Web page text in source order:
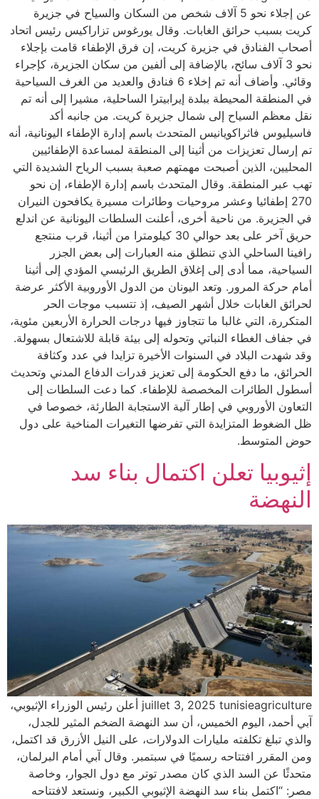
عن إجلاء نحو 5 آلاف شخص من السكان والسياح في جزيرة
كريت بسبب حرائق الغابات. وقال يورغوس تزاراكيس رئيس اتحاد
أصحاب الفنادق في جزيرة كريت، إن فرق الإطفاء قامت بإجلاء
نحو 3 آلاف سائح، بالإضافة إلى ألفين من سكان الجزيرة، كإجراء
وقائي. وأضاف أنه تم إخلاء 6 فنادق والعديد من الغرف السياحية
في المنطقة المحيطة ببلدة إيرابيترا الساحلية، مشيرا إلى أنه تم
نقل معظم السياح إلى شمال جزيرة كريت. من جانبه أكد
فاسيليوس فاثراكويانيس المتحدث باسم إدارة الإطفاء اليونانية، أنه
تم إرسال تعزيزات من أثينا إلى المنطقة لمساعدة الإطفائيين
المحليين، الذين أصبحت مهمتهم صعبة بسبب الرياح الشديدة التي
تهب عبر المنطقة. وقال المتحدث باسم إدارة الإطفاء، إن نحو
270 إطفائيا وعشر مروحيات وطائرات مسيرة يكافحون النيران
في الجزيرة. من ناحية أخرى، أعلنت السلطات اليونانية عن اندلع
حريق آخر على بعد حوالي 30 كيلومترا من أثينا، قرب منتجع
رافينا الساحلي الذي تنطلق منه العبارات إلى بعض الجزر
السياحية، مما أدى إلى إغلاق الطريق الرئيسي المؤدي إلى أثينا
أمام حركة المرور. وتعد اليونان من الدول الأوروبية الأكثر عرضة
لحرائق الغابات خلال أشهر الصيف، إذ تتسبب موجات الحر
المتكررة، التي غالبا ما تتجاوز فيها درجات الحرارة الأربعين مئوية،
في جفاف الغطاء النباتي وتحوله إلى بيئة قابلة للاشتعال بسهولة.
وقد شهدت البلاد في السنوات الأخيرة تزايدا في عدد وكثافة
الحرائق، ما دفع الحكومة إلى تعزيز قدرات الدفاع المدني وتحديث
أسطول الطائرات المخصصة للإطفاء. كما دعت السلطات إلى
التعاون الأوروبي في إطار آلية الاستجابة الطارئة، خصوصا في
ظل الضغوط المتزايدة التي تفرضها التغيرات المناخية على دول
حوض المتوسط.
إثيوبيا تعلن اكتمال بناء سد
النهضة
juillet 3, 2025 tunisieagriculture أعلن رئيس الوزراء الإثيوبي،
آبي أحمد، اليوم الخميس، أن سد النهضة الضخم المثير للجدل،
والذي تبلغ تكلفته مليارات الدولارات، على النيل الأزرق قد اكتمل،
ومن المقرر افتتاحه رسميًا في سبتمبر. وقال آبي أمام البرلمان،
متحدثًا عن السد الذي كان مصدر توتر مع دول الجوار، وخاصة
مصر: “اكتمل بناء سد النهضة الإثيوبي الكبير، ونستعد لافتتاحه